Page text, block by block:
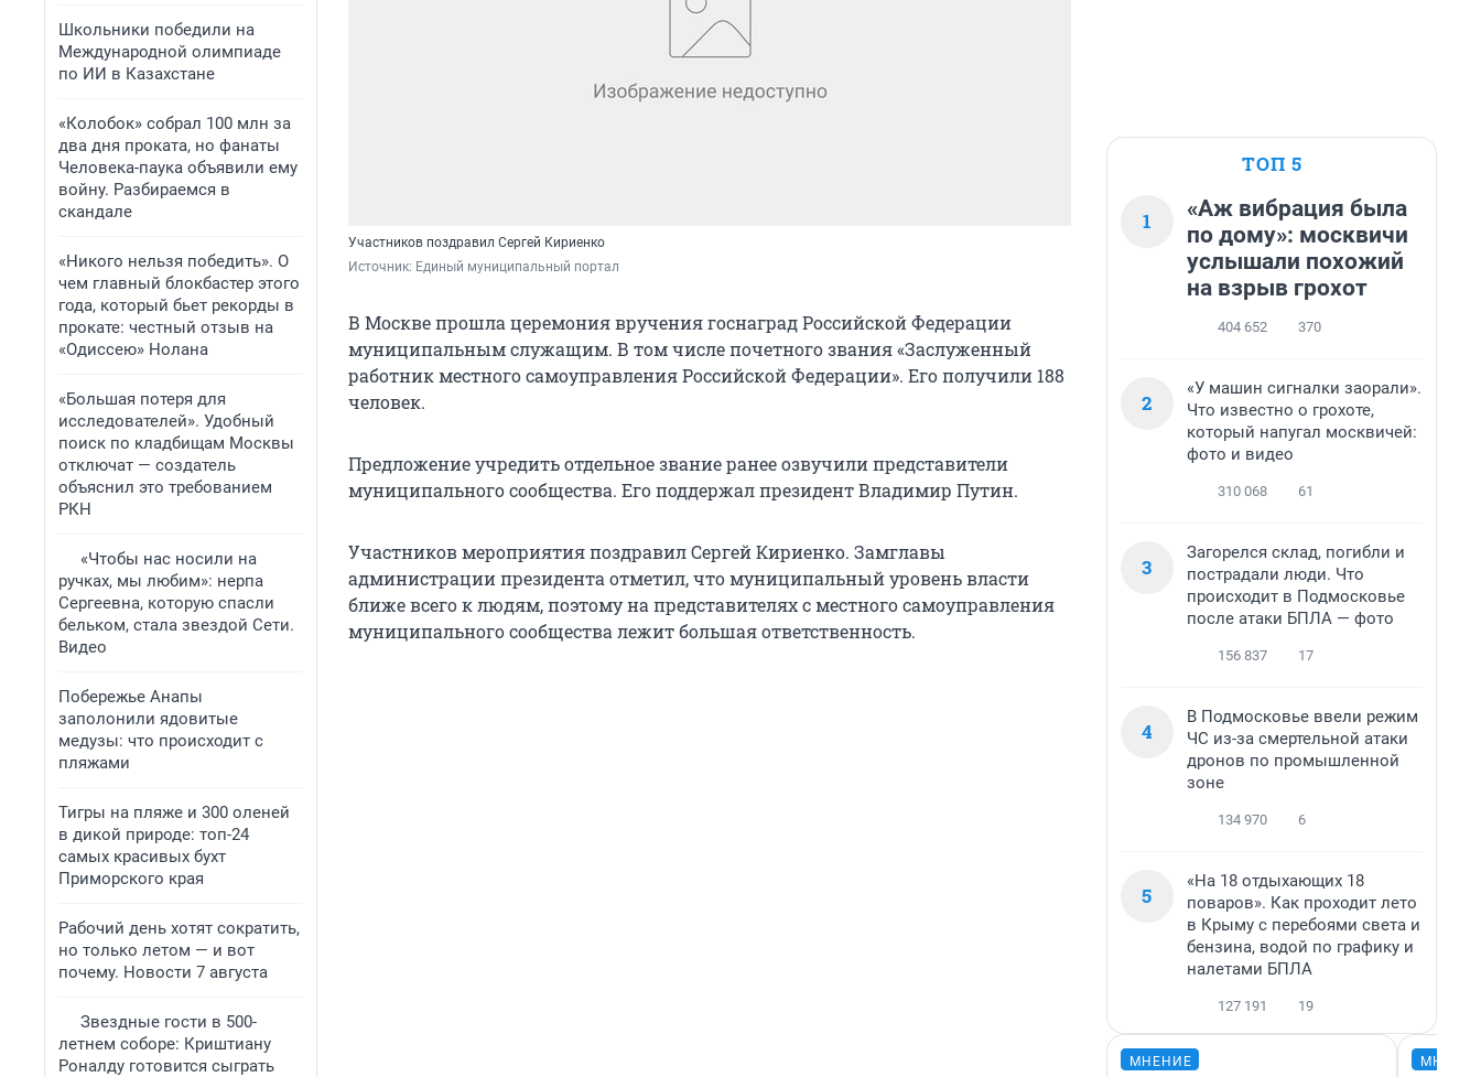
Школьники победили на
Международной олимпиаде
по ИИ в Казахстане
«Колобок» собрал 100 млн за
два дня проката, но фанаты
Человека-паука объявили ему
войну. Разбираемся в
скандале
«Никого нельзя победить». О
чем главный блокбастер этого
года, который бьет рекорды в
прокате: честный отзыв на
«Одиссею» Нолана
«Большая потеря для
исследователей». Удобный
поиск по кладбищам Москвы
отключат — создатель
объяснил это требованием
РКН
«Чтобы нас носили на
ручках, мы любим»: нерпа
Сергеевна, которую спасли
бельком, стала звездой Сети.
Видео
Побережье Анапы
заполонили ядовитые
медузы: что происходит с
пляжами
Тигры на пляже и 300 оленей
в дикой природе: топ-24
самых красивых бухт
Приморского края
Рабочий день хотят сократить,
но только летом — и вот
почему. Новости 7 августа
Звездные гости в 500-
летнем соборе: Криштиану
Роналду готовится сыграть
Участников поздравил Сергей Кириенко
Источник: Единый муниципальный портал
В Москве прошла церемония вручения госнаград Российской Федерации
муниципальным служащим. В том числе почетного звания «Заслуженный
работник местного самоуправления Российской Федерации». Его получили 188
человек.
Предложение учредить отдельное звание ранее озвучили представители
муниципального сообщества. Его поддержал президент Владимир Путин.
Участников мероприятия поздравил Сергей Кириенко. Замглавы
администрации президента отметил, что муниципальный уровень власти
ближе всего к людям, поэтому на представителях с местного самоуправления
муниципального сообщества лежит большая ответственность.
ТОП 5
1
«Аж вибрация была
по дому»: москвичи
услышали похожий
на взрыв грохот
404 652 370
2
«У машин сигналки заорали».
Что известно о грохоте,
который напугал москвичей:
фото и видео
310 068 61
3
Загорелся склад, погибли и
пострадали люди. Что
происходит в Подмосковье
после атаки БПЛА — фото
156 837 17
4
В Подмосковье ввели режим
ЧС из-за смертельной атаки
дронов по промышленной
зоне
134 970 6
5
«На 18 отдыхающих 18
поваров». Как проходит лето
в Крыму с перебоями света и
бензина, водой по графику и
налетами БПЛА
127 191 19
МНЕНИЕ